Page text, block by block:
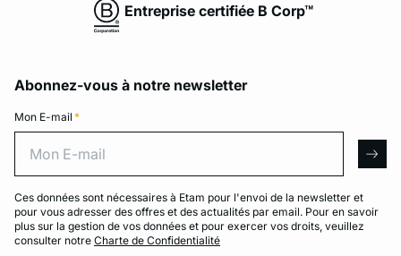
Entreprise certifiée B Corp™
Abonnez-vous à notre newsletter
Mon E-mail *
Ces données sont nécessaires à Etam pour l'envoi de la newsletter et
pour vous adresser des offres et des actualités par email. Pour en savoir
plus sur la gestion de vos données et pour exercer vos droits, veuillez
consulter notre Charte de Confidentialité